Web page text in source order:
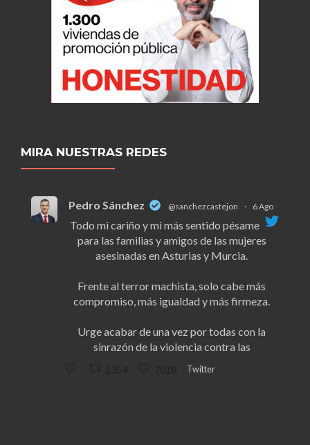
MIRA NUESTRAS REDES
Pedro Sánchez @sanchezcastejon · 6 Ago
Todo mi cariño y mi más sentido pésame
para las familias y amigos de las mujeres
asesinadas en Asturias y Murcia.
Frente al terror machista, solo cabe más
compromiso, más igualdad y más firmeza.
Urge acabar de una vez por todas con la
sinrazón de la violencia contra las
Twitter